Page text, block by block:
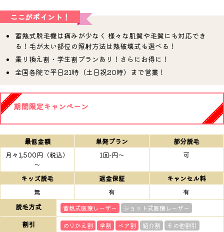
ここがポイント！
蓄熱式脱毛機は痛みが少なく 様々な肌質や毛質にも対応でき
る！毛が太い部位の照射方法は熱破壊式も選べる！
乗り換え割・学生割プランあり！さらにお得に！
全国各院で平日21時（土日祝20時）まで営業！
期間限定キャンペーン
最低金額 単発プラン
部分脱毛
月々1,500円（税込）
～
1回-円～ 可
キッズ脱毛 返金保証
キャンセル料
無
有
有
脱毛方式
蓄熱式医療レーザー ショット式医療レーザー
割引 のりかえ割 学割 ペア割 紹介割 その他割引